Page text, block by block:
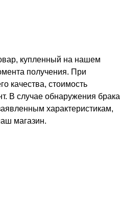
купленный на нашем
получения. При
качества, стоимость
В случае обнаружения брака
характеристикам,
магазин.